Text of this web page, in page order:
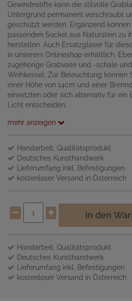
Gewindestifte kann die stilvolle
Untergrund permanent verschraubt
geschützt werden. Ergänzend
passenden Sockel aus Naturstein zu
herstellen. Auch Ersatzgläser für
in unserem Onlineshop erhältlich.
zugehörige Grabvase und -schale
Weihkessel. Zur Beleuchtung können
einer Höhe von 14cm und einer
einsetzten oder sich alternativ für ein
Licht entscheiden.
mehr anzeigen
Handarbeit, Qualitätsprodukt
Deutsches Kunsthandwerk
Lieferumfang inkl. Befestigungen
kostenloser Versand in Österreich
In den
Handarbeit, Qualitätsprodukt
Deutsches Kunsthandwerk
Lieferumfang inkl. Befestigungen
kostenloser Versand in Österreich